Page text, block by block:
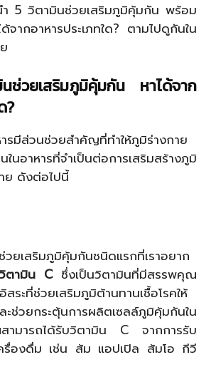
นำ 5 วิตามินช่วยเสริมภูมิคุ้มกัน พร้อม
จากอาหารประเภทใด? ตามไปดูกันใน
วยเสริมภูมิคุ้มกัน หาได้จาก
?
รมีส่วนช่วยสำคัญที่ทำให้ภูมิร่างกาย
นอาหารที่จำเป็นต่อการเสริมสร้างภูมิ
ย ดังต่อไปนี้
วยเสริมภูมิคุ้มกันชนิดแรกที่เราอยาก
ตามิน Cซึ่งเป็นวิตามินที่มีสรรพคุณ
ระที่ช่วยเสริมภูมิต้านทานเชื้อโรคให้
ยกระตุ้นการผลิตเซลล์ภูมิคุ้มกันใน
ามารถได้รับวิตามิน C จากการรับ
ครื่องดื่ม เช่น ส้ม แอปเปิล ส้มโอ กีวี